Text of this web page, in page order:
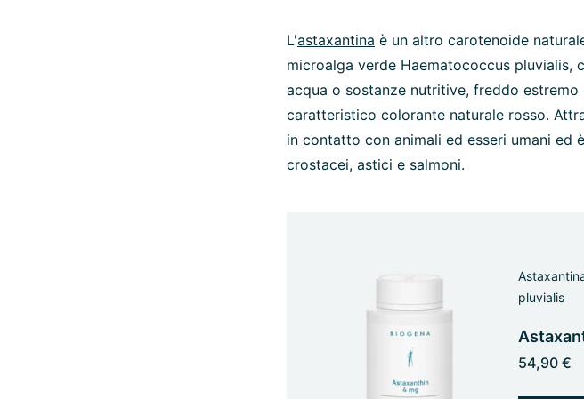
L'astaxantina è un altro carotenoide
microalga verde Haematococcus pluvialis,
acqua o sostanze nutritive, freddo
caratteristico colorante naturale rosso.
in contatto con animali ed esseri umani ed
crostacei, astici e salmoni.
pluvialis
54,90 €